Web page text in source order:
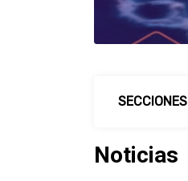
SECCIONES
Noticias